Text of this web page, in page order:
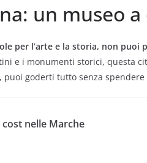
un museo
per l’arte e la storia, non puoi
e i monumenti storici, questa
puoi goderti tutto senza
nelle Marche